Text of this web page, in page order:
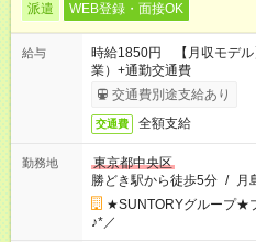
派遣 WEB登録・面接OK
給与
時給1850円 【月収モデル
業）+通勤交通費
交通費別途支給あり
交通費 全額支給
勤務地
東京都中央区
勝どき駅から徒歩5分 / 月
★SUNTORYグループ★
♪*／